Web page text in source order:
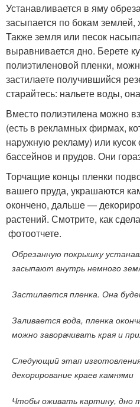
Устанавливается в яму
засыпается по бокам землей,
Также земля или песок
выравнивается дно. Берете
полиэтиленовой пленки,
застилаете получившийся
старайтесь: нальете воды,
Вместо полиэтилена можно
(есть в рекламных фирмах,
наружную рекламу) или кусок
бассейнов и прудов. Они
Торчащие концы пленки
вашего пруда, украшаются
окончено, дальше —
растений. Смотрите, как
фотоотчете.
Обрезанную покрышку
засыпают внутрь немного
Застилается пленка. Она
Заливается вода, пленка
можно заворачивать края и
Следующий этап
декорирование краев камнями
Чтобы оживать картину, дно